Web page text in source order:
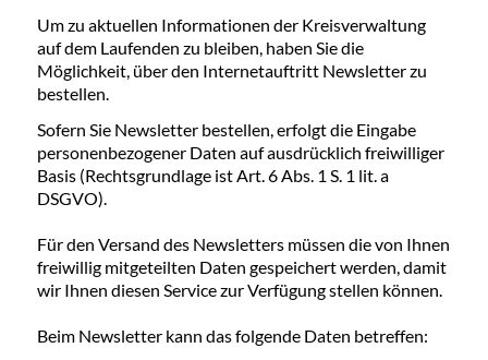
Um zu aktuellen Informationen der Kreisverwaltung
auf dem Laufenden zu bleiben, haben Sie die
Möglichkeit, über den Internetauftritt Newsletter zu
bestellen.
Sofern Sie Newsletter bestellen, erfolgt die Eingabe
personenbezogener Daten auf ausdrücklich freiwilliger
Basis (Rechtsgrundlage ist Art. 6 Abs. 1 S. 1 lit. a
DSGVO).
Für den Versand des Newsletters müssen die von Ihnen
freiwillig mitgeteilten Daten gespeichert werden, damit
wir Ihnen diesen Service zur Verfügung stellen können.
Beim Newsletter kann das folgende Daten betreffen: